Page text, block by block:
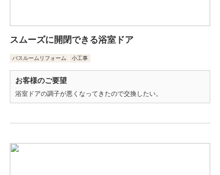
スムーズに開閉できる浴室ドア
バスルームリフォーム 小工事
お客様のご要望
浴室ドアの調子が悪くなってきたので交換したい。